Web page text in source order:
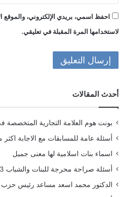
احفظ اسمي، بريدي الإلكتروني، والموقع
لاستخدامها المرة المقبلة في تعليقي.
أحدث المقالات
بونت هوم العلامة التجارية المتخصصة
أسئلة عامة للمسابقات مع الاجابة اكثر من 500
اسماء بنات اسلامية لها معنى جميل
أسئلة صراحة محرجة للبنات والشباب 2023
الدكتور محمد اسعد مساعد رئيس